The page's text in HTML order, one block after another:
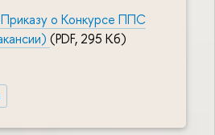
о Конкурсе ППС
(PDF, 295 Кб)